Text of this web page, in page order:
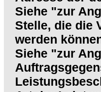
Siehe "zur
Stelle, die die
werden
Siehe "zur